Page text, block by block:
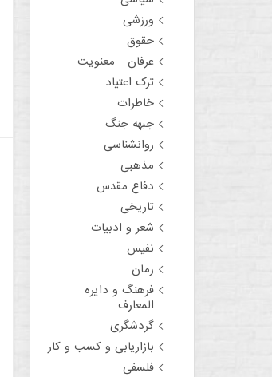
ورزشی
حقوق
عرفان - معنویت
ترک اعتیاد
خاطرات
جبهه جنگ
روانشناسی
مذهبی
دفاع مقدس
تاریخی
شعر و ادبیات
نفیس
رمان
فرهنگ و دایره
المعارف
گردشگری
بازاریابی و کسب و کار
فلسفی